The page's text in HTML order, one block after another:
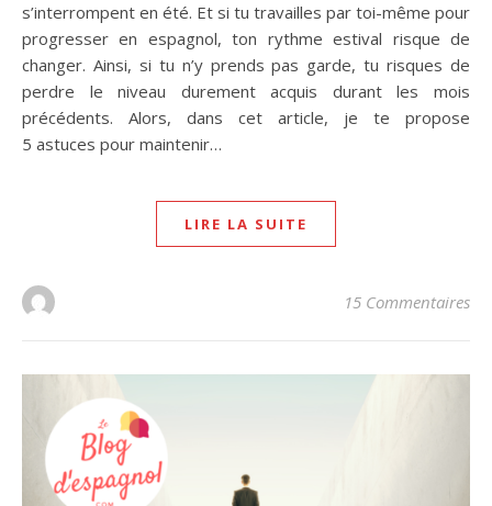
s’interrompent en été. Et si tu travailles par toi-même pour
progresser en espagnol, ton rythme estival risque de
changer. Ainsi, si tu n’y prends pas garde, tu risques de
perdre le niveau durement acquis durant les mois
précédents. Alors, dans cet article, je te propose
5 astuces pour maintenir…
LIRE LA SUITE
15 Commentaires